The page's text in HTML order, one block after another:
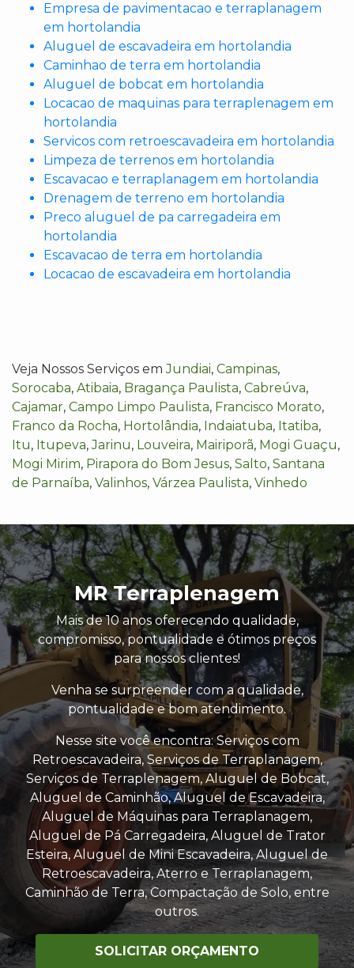
Empresa de pavimentacao e terraplanagem
em hortolandia
Aluguel de escavadeira em hortolandia
Caminhao de terra em hortolandia
Aluguel de bobcat em hortolandia
Locacao de maquinas para terraplenagem em
hortolandia
Servicos com retroescavadeira em hortolandia
Limpeza de terrenos em hortolandia
Escavacao e terraplanagem em hortolandia
Drenagem de terreno em hortolandia
Preco aluguel de pa carregadeira em
hortolandia
Escavacao de terra em hortolandia
Locacao de escavadeira em hortolandia
Veja Nossos Serviços emJundiai, Campinas,
Sorocaba, Atibaia, Bragança Paulista, Cabreúva,
Cajamar, Campo Limpo Paulista, Francisco Morato,
Franco da Rocha, Hortolândia, Indaiatuba, Itatiba,
Itu, Itupeva,Jarinu, Louveira, Mairiporã, Mogi Guaçu,
Mogi Mirim, Pirapora do Bom Jesus, Salto, Santana
de Parnaíba, Valinhos, Várzea Paulista, Vinhedo
MR Terraplenagem
Mais de 10 anos oferecendo qualidade,
compromisso, pontualidade e ótimos preços
para nossos clientes!
Venha se surpreender com a qualidade,
pontualidade e bom atendimento.
Nesse site você encontra: Serviços com
Retroescavadeira, Serviços de Terraplanagem,
Serviços de Terraplenagem, Aluguel de Bobcat,
Aluguel de Caminhão, Aluguel de Escavadeira,
Aluguel de Máquinas para Terraplanagem,
Aluguel de Pá Carregadeira, Aluguel de Trator
Esteira, Aluguel de Mini Escavadeira, Aluguel de
Retroescavadeira, Aterro e Terraplanagem,
Caminhão de Terra, Compactação de Solo, entre
outros.
SOLICITAR ORÇAMENTO